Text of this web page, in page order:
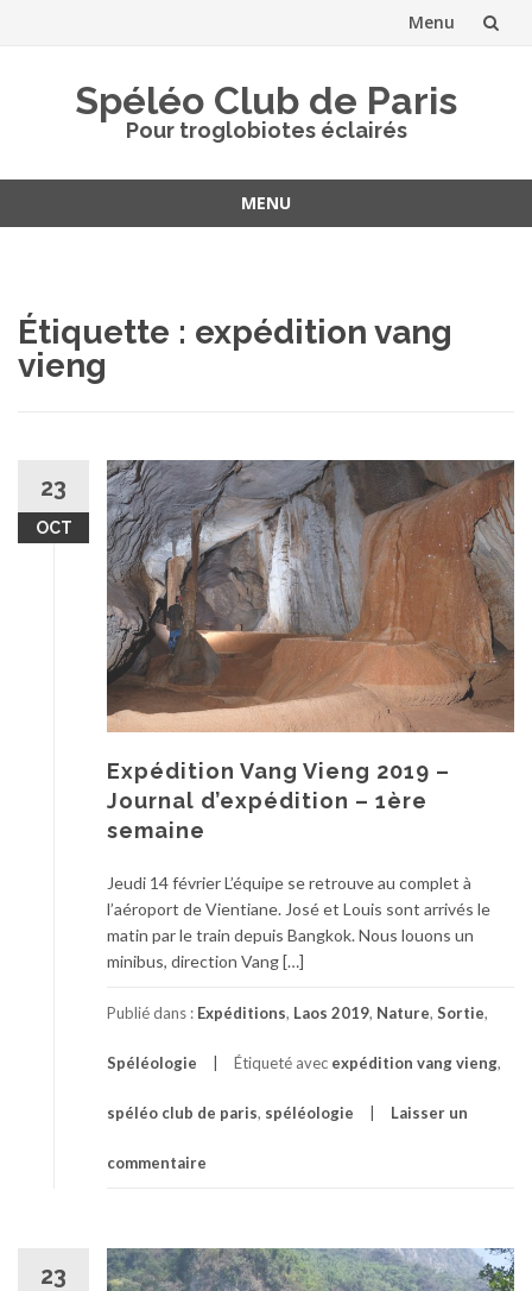
Menu
Spéléo Club de Paris
Pour troglobiotes éclairés
MENU
Étiquette : expédition vang
vieng
23
OCT
Expédition Vang Vieng 2019 –
Journal d’expédition – 1ère
semaine
Jeudi 14 février L’équipe se retrouve au complet à
l’aéroport de Vientiane. José et Louis sont arrivés le
matin par le train depuis Bangkok. Nous louons un
minibus, direction Vang […]
Publié dans : Expéditions, Laos 2019, Nature, Sortie,
Spéléologie Étiqueté avec expédition vang vieng,
spéléo club de paris, spéléologie Laisser un
commentaire
23